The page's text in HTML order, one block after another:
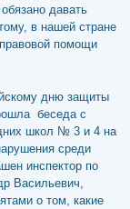
давать
в нашей стране
помощи
дню защиты
беседа с
школ № 3 и 4 на
среди
инспектор по
Васильевич,
о том, какие